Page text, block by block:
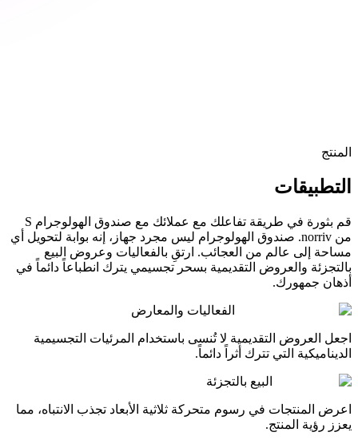
المنتج
التطبيقات
قم بثورة في طريقة تفاعلك مع عملائك مع صندوق الهولوجرام S
من norriv. صندوق الهولوجرام ليس مجرد جهاز، إنه بوابة لتحويل أي
مساحة إلى عالم من العجائب. ارتقِ بالفعاليات وعروض البيع
بالتجزئة والعروض التقديمية بسحر تجسيمي يترك انطباعاً دائماً في
أذهان جمهورك.
الفعاليات والمعارض
اجعل العروض التقديمية لا تُنسى باستخدام المرئيات التجسيمية
الديناميكية التي تترك أثراً دائماً.
البيع بالتجزئة
اعرض المنتجات في رسوم متحركة ثلاثية الأبعاد تجذب الانتباه، مما
يعزز رؤية المنتج.